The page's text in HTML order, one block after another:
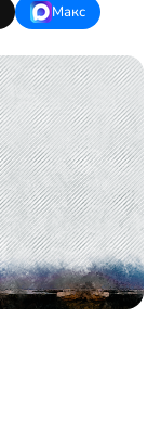
Макс